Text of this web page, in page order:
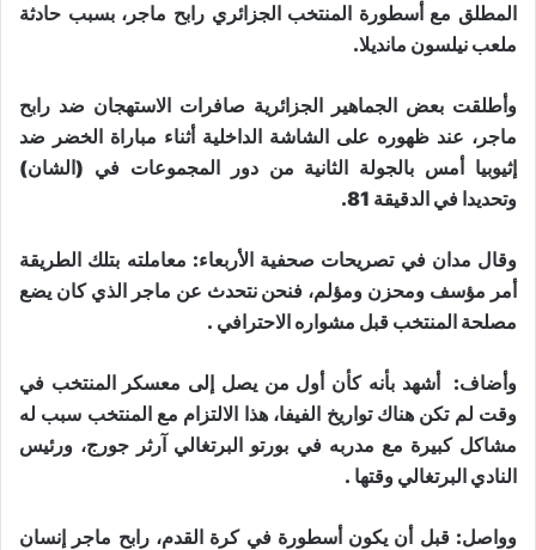
المطلق مع أسطورة المنتخب الجزائري رابح ماجر، بسبب حادثة
ملعب نيلسون مانديلا.
وأطلقت بعض الجماهير الجزائرية صافرات الاستهجان ضد رابح
ماجر، عند ظهوره على الشاشة الداخلية أثناء مباراة الخضر ضد
إثيوبيا أمس بالجولة الثانية من دور المجموعات في (الشان)
وتحديدا في الدقيقة
وقال مدان في تصريحات صحفية الأربعاء: معاملته بتلك الطريقة
أمر مؤسف ومحزن ومؤلم، فنحن نتحدث عن ماجر الذي كان يضع
مصلحة المنتخب قبل مشواره الاحترافي .
وأضاف: أشهد بأنه كأن أول من يصل إلى معسكر المنتخب في
وقت لم تكن هناك تواريخ الفيفا، هذا الالتزام مع المنتخب سبب له
مشاكل كبيرة مع مدربه في بورتو البرتغالي آرثر جورج، ورئيس
النادي البرتغالي وقتها .
وواصل:قبل أن يكون أسطورة في كرة القدم، رابح ماجر إنسان